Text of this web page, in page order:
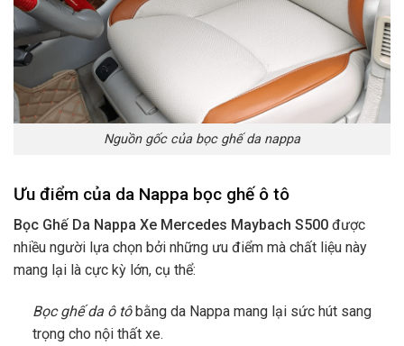
Nguồn gốc của bọc ghế da nappa
Ưu điểm của da Nappa bọc ghế ô tô
Bọc Ghế Da Nappa Xe Mercedes Maybach S500 được
nhiều người lựa chọn bởi những ưu điểm mà chất liệu này
mang lại là cực kỳ lớn, cụ thể:
Bọc ghế da ô tô bằng da Nappa mang lại sức hút sang
trọng cho nội thất xe.